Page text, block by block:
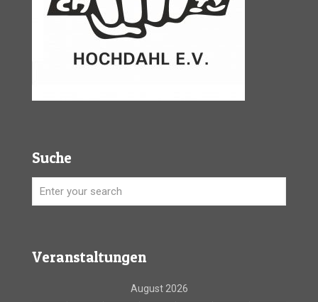
Suche
Veranstaltungen
August 2026